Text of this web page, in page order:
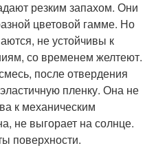
резким запахом. Они
цветовой гамме. Но
не устойчивы к
со временем желтеют.
после отвердения
пленку. Она не
к механическим
не выгорает на солнце.
поверхности.